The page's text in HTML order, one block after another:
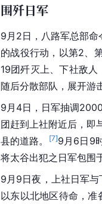
围歼日军
9月2日，八路军总部
的战役行动，以第2、
19团歼灭上、下社敌
随后分散部队，展开游
9月4日，日军抽调
团赶到上社附近后，即
县的道路。
[7]9月6日9
将太谷出犯之日军包围
9月9日夜，上社日军
以东以北地区待命，